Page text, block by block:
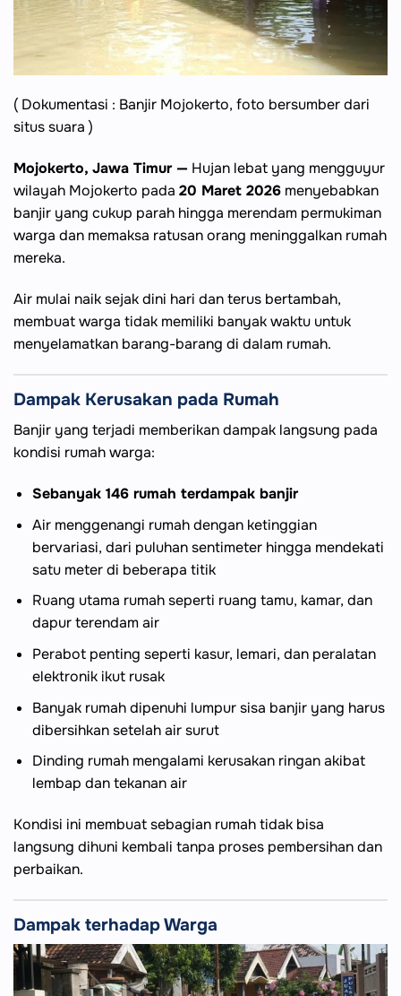
( Dokumentasi : Banjir Mojokerto, foto bersumber dari
situs suara )
Mojokerto, Jawa Timur — Hujan lebat yang mengguyur
wilayah Mojokerto pada 20 Maret 2026 menyebabkan
banjir yang cukup parah hingga merendam permukiman
warga dan memaksa ratusan orang meninggalkan rumah
mereka.
Air mulai naik sejak dini hari dan terus bertambah,
membuat warga tidak memiliki banyak waktu untuk
menyelamatkan barang-barang di dalam rumah.
Dampak Kerusakan pada Rumah
Banjir yang terjadi memberikan dampak langsung pada
kondisi rumah warga:
Sebanyak 146 rumah terdampak banjir
Air menggenangi rumah dengan ketinggian
bervariasi, dari puluhan sentimeter hingga mendekati
satu meter di beberapa titik
Ruang utama rumah seperti ruang tamu, kamar, dan
dapur terendam air
Perabot penting seperti kasur, lemari, dan peralatan
elektronik ikut rusak
Banyak rumah dipenuhi lumpur sisa banjir yang harus
dibersihkan setelah air surut
Dinding rumah mengalami kerusakan ringan akibat
lembap dan tekanan air
Kondisi ini membuat sebagian rumah tidak bisa
langsung dihuni kembali tanpa proses pembersihan dan
perbaikan.
Dampak terhadap Warga